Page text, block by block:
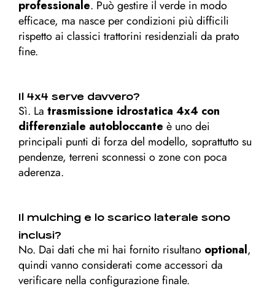
professionale. Può gestire il verde in modo
efficace, ma nasce per condizioni più difficili
rispetto ai classici trattorini residenziali da prato
fine.
Il 4x4 serve davvero?
Sì. La trasmissione idrostatica 4x4 con
differenziale autobloccante è uno dei
principali punti di forza del modello, soprattutto su
pendenze, terreni sconnessi o zone con poca
aderenza.
Il mulching e lo scarico laterale sono
inclusi?
No. Dai dati che mi hai fornito risultano optional,
quindi vanno considerati come accessori da
verificare nella configurazione finale.